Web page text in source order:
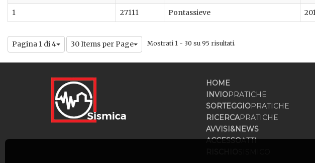
1
27111 Pontassieve
Pagina 1 di 4 30 Items per Page Mostrati 1 - 30 su 95 risultati.
HOME
INVIOPRATICHE
SORTEGGIOPRATICHE
RICERCAPRATICHE
AVVISI&NEWS
ACCESSOATTI